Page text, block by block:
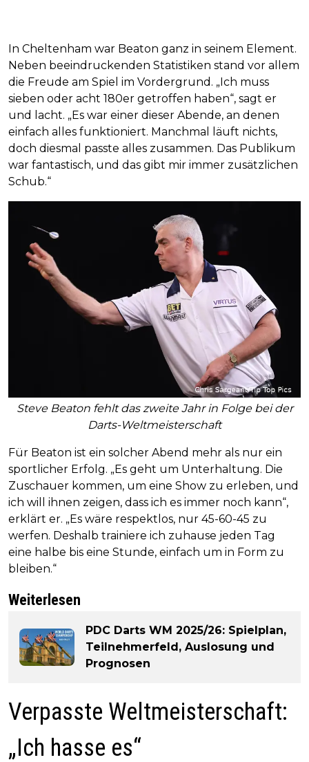
In Cheltenham war Beaton ganz in seinem Element.
Neben beeindruckenden Statistiken stand vor allem
die Freude am Spiel im Vordergrund. „Ich muss
sieben oder acht 180er getroffen haben“, sagt er
und lacht. „Es war einer dieser Abende, an denen
einfach alles funktioniert. Manchmal läuft nichts,
doch diesmal passte alles zusammen. Das Publikum
war fantastisch, und das gibt mir immer zusätzlichen
Schub.“
Steve Beaton fehlt das zweite Jahr in Folge bei der
Darts-Weltmeisterschaft
Für Beaton ist ein solcher Abend mehr als nur ein
sportlicher Erfolg. „Es geht um Unterhaltung. Die
Zuschauer kommen, um eine Show zu erleben, und
ich will ihnen zeigen, dass ich es immer noch kann“,
erklärt er. „Es wäre respektlos, nur 45-60-45 zu
werfen. Deshalb trainiere ich zuhause jeden Tag
eine halbe bis eine Stunde, einfach um in Form zu
bleiben.“
Weiterlesen
PDC Darts WM 2025/26: Spielplan,
Teilnehmerfeld, Auslosung und
Prognosen
Verpasste Weltmeisterschaft:
„Ich hasse es“